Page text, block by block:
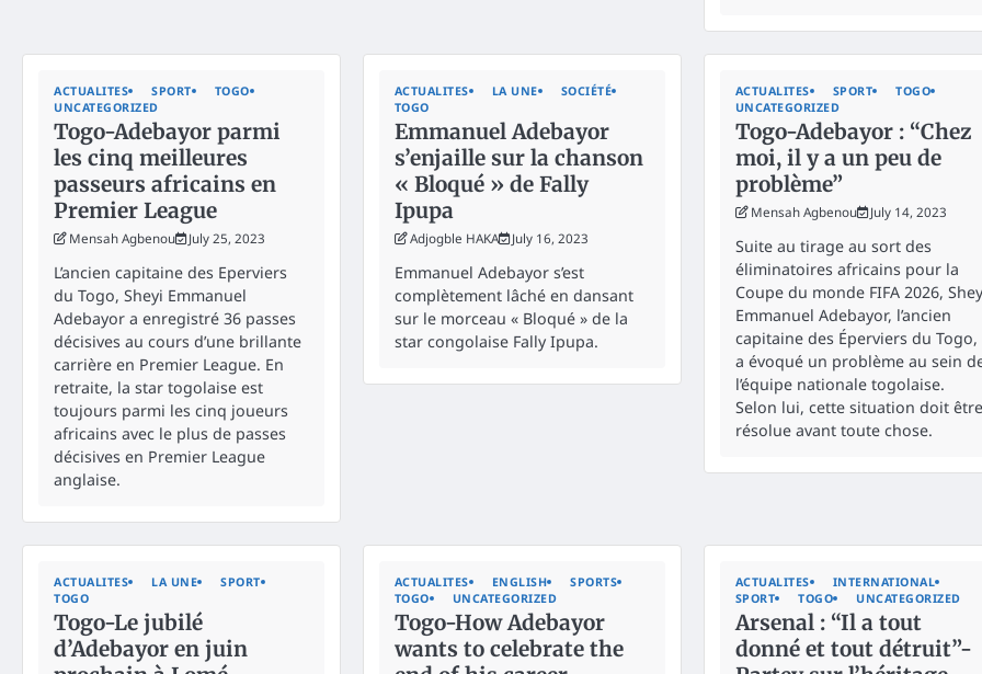
ACTUALITES SPORT
TOGO
UNCATEGORIZED
Togo-Adebayor parmi
les cinq meilleures
passeurs africains en
Premier League
Mensah Agbenou July 25, 2023
L’ancien capitaine des Eperviers
du Togo, Sheyi Emmanuel
Adebayor a enregistré 36 passes
décisives au cours d’une brillante
carrière en Premier League. En
retraite, la star togolaise est
toujours parmi les cinq joueurs
africains avec le plus de passes
décisives en Premier League
anglaise.
ACTUALITES LA UNE
SOCIÉTÉ
TOGO
Emmanuel Adebayor
s’enjaille sur la chanson
« Bloqué » de Fally
Ipupa
Adjogble HAKA July 16, 2023
Emmanuel Adebayor s’est
complètement lâché en dansant
sur le morceau « Bloqué » de la
star congolaise Fally Ipupa.
ACTUALITES SPORT
TOGO
UNCATEGORIZED
Togo-Adebayor : “Chez
moi, il y a un peu de
problème”
Mensah Agbenou July 14, 2023
Suite au tirage au sort des
éliminatoires africains pour la
Coupe du monde FIFA 2026,
Emmanuel Adebayor, l’ancien
capitaine des Éperviers du Togo,
a évoqué un problème au sein
l’équipe nationale togolaise.
Selon lui, cette situation doit être
résolue avant toute chose.
ACTUALITES LA UNE
SPORT
TOGO
Togo-Le jubilé
d’Adebayor en juin
ACTUALITES ENGLISH
SPORTS
TOGO
UNCATEGORIZED
Togo-How Adebayor
wants to celebrate the
ACTUALITES
INTERNATIONAL
SPORT
TOGO UNCATEGORIZED
Arsenal : “Il a tout
donné et tout détruit”-